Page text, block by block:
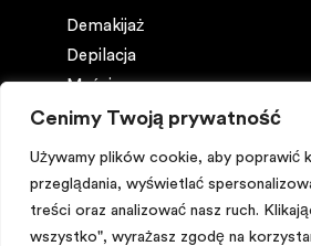
Cenimy Twoją prywatność
Używamy plików cookie, aby poprawić
przeglądania, wyświetlać
treści oraz analizować nasz ruch.
wszystko", wyrażasz zgodę na
Demakijaż
Depilacja
Maści
Ochrona ciała